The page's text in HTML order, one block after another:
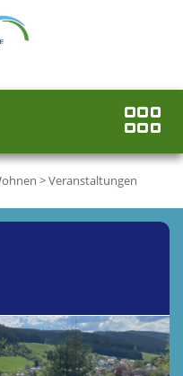
>Veranstaltungen